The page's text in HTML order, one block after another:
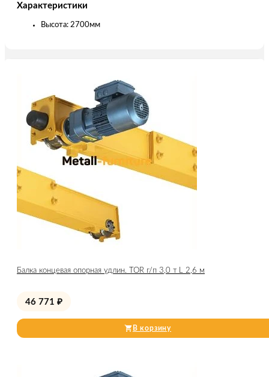
Характеристики
Высота: 2700мм
Балка концевая опорная удлин. TOR г/п 3,0 т L 2,6 м
46 771 ₽
В корзину